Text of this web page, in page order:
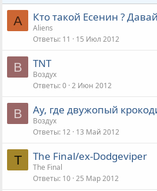
A Кто такой Есенин ?
Aliens
Ответы 11 15 Июл 2012
В TNT
Воздух
Ответы 0 2 Июн 2012
В Ау, где двужопый
Воздух
Ответы 12 13 Май 2012
T The Final/ex-Dodgeviper
The Final
Ответы 10 25 Мар 2012